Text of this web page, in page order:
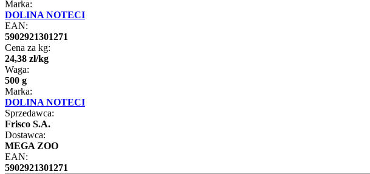
Marka:
DOLINA NOTECI
EAN:
5902921301271
Cena za kg:
24,38 zł/kg
Waga:
500 g
Marka:
DOLINA NOTECI
Sprzedawca:
Frisco S.A.
Dostawca:
MEGA ZOO
EAN:
5902921301271